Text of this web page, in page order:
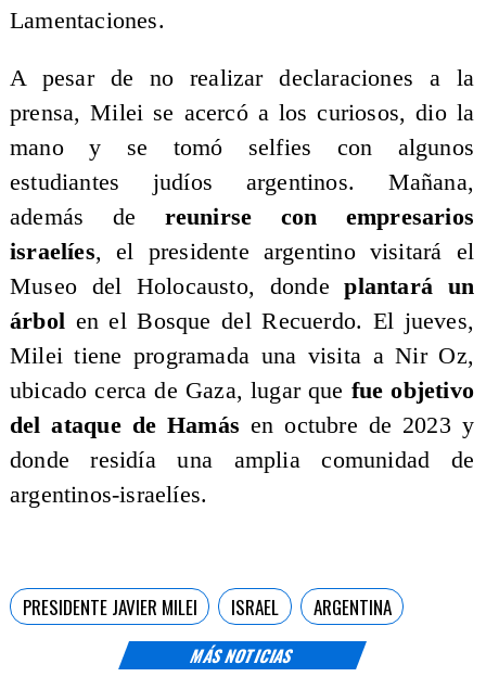
MÁS NOTICIAS
Lamentaciones.
​A pesar de no realizar declaraciones a la
prensa, Milei se acercó a los curiosos, dio la
mano y se tomó selfies con algunos
estudiantes judíos argentinos. Mañana,
además de reunirse con empresarios
israelíes, el presidente argentino visitará el
Museo del Holocausto, dondeplantará un
árbol en el Bosque del Recuerdo. El jueves,
Milei tiene programada una visita a Nir Oz,
ubicado cerca de Gaza, lugar que fue objetivo
del ataque de Hamás en octubre de 2023 y
donde residía una amplia comunidad de
argentinos-israelíes.
PRESIDENTE JAVIER MILEI ISRAEL ARGENTINA